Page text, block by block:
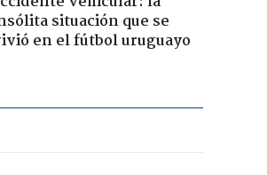
situación que se
en el fútbol uruguayo